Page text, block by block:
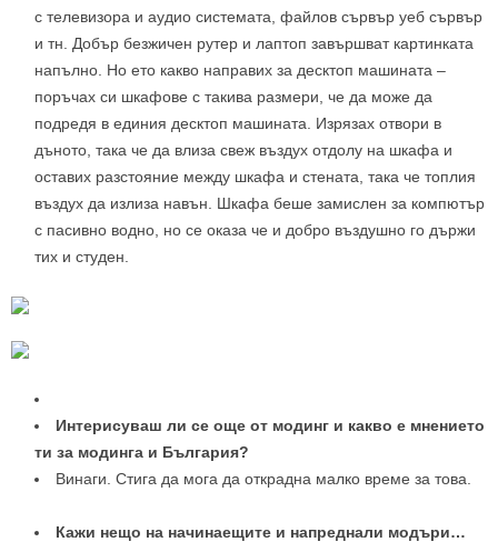
с телевизора и аудио системата, файлов сървър уеб сървър
и тн. Добър безжичен рутер и лаптоп завършват картинката
напълно. Но ето какво направих за десктоп машината –
поръчах си шкафове с такива размери, че да може да
подредя в единия десктоп машината. Изрязах отвори в
дъното, така че да влиза свеж въздух отдолу на шкафа и
оставих разстояние между шкафа и стената, така че топлия
въздух да излиза навън. Шкафа беше замислен за компютър
с пасивно водно, но се оказа че и добро въздушно го държи
тих и студен.
Интерисуваш ли се още от модинг и какво е мнението
ти за модинга и България?
Винаги. Стига да мога да открадна малко време за това.
Кажи нещо на начинаещите и напреднали модъри…